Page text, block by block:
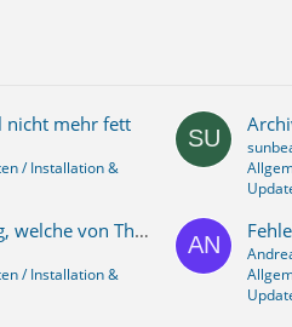
nicht mehr fett
/ Installation &
Varianten der Textformatierung, welche von Thunderbird unterstützt werden
/ Installation &